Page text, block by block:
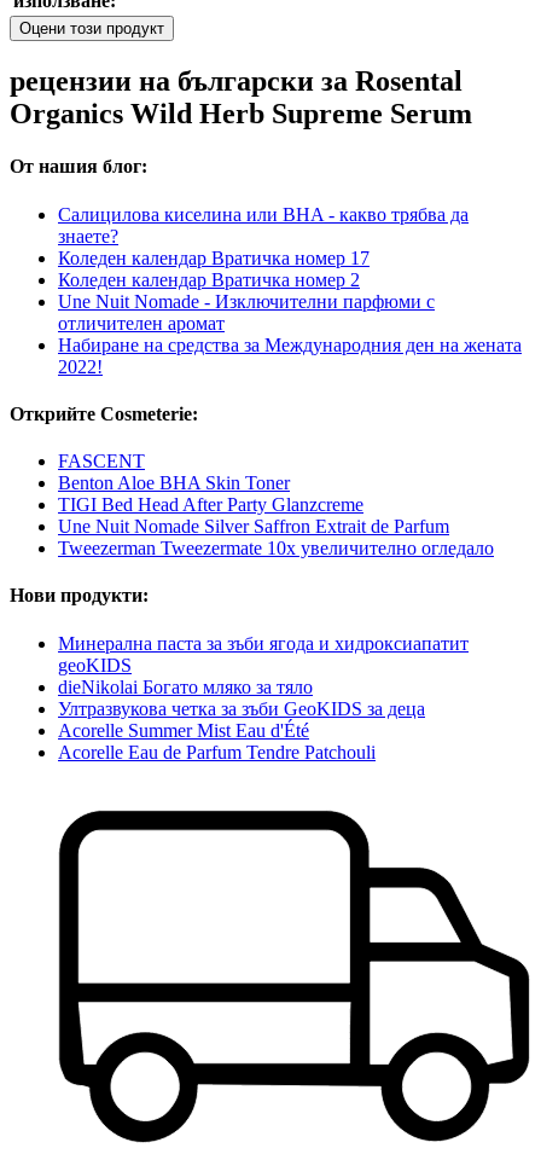
Оцени този продукт
рецензии на български за Rosental
Organics Wild Herb Supreme Serum
От нашия блог:
Салицилова киселина или BHA - какво трябва да
знаете?
Коледен календар Вратичка номер 17
Коледен календар Вратичка номер 2
Une Nuit Nomade - Изключителни парфюми с
отличителен аромат
Набиране на средства за Международния ден на жената
2022!
Открийте Cosmeterie:
FASCENT
Benton Aloe BHA Skin Toner
TIGI Bed Head After Party Glanzcreme
Une Nuit Nomade Silver Saffron Extrait de Parfum
Tweezerman Tweezermate 10x увеличително огледало
Нови продукти:
Минерална паста за зъби ягода и хидроксиапатит
geoKIDS
dieNikolai Богато мляко за тяло
Ултразвукова четка за зъби GeoKIDS за деца
Acorelle Summer Mist Eau d'Été
Acorelle Eau de Parfum Tendre Patchouli